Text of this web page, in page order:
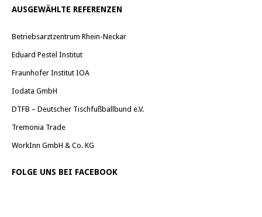
AUSGEWÄHLTE REFERENZEN
Betriebsarztzentrum Rhein-Neckar
Eduard Pestel Institut
Fraunhofer Institut IOA
Iodata GmbH
DTFB – Deutscher Tischfußballbund e.V.
Tremonia Trade
WorkInn GmbH & Co. KG
FOLGE UNS BEI FACEBOOK